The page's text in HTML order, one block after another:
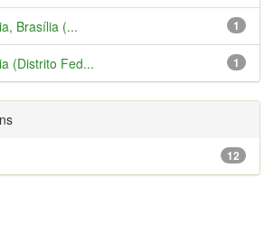
1
Brasília (...
1
(Distrito Fed...
12